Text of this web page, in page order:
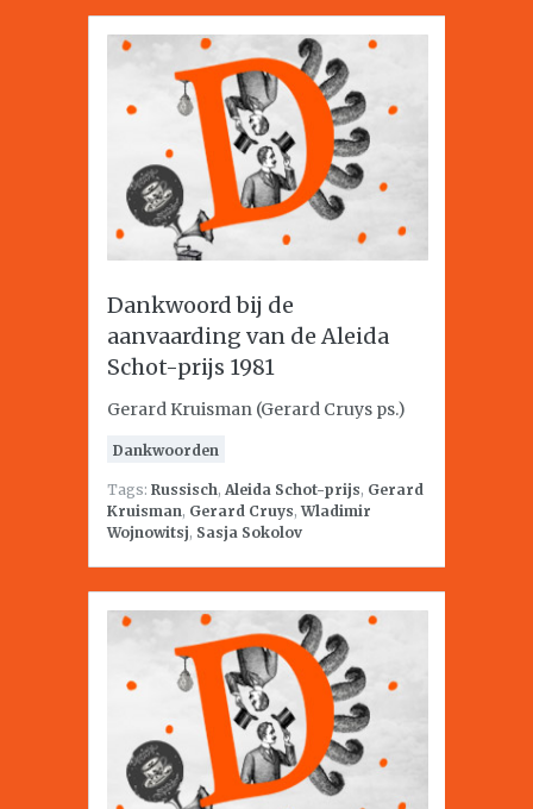
Dankwoord bij de
aanvaarding van de Aleida
Schot-prijs 1981
Gerard Kruisman (Gerard Cruys ps.)
Dankwoorden
Tags: Russisch, Aleida Schot-prijs, Gerard
Kruisman, Gerard Cruys,Wladimir
Wojnowitsj, Sasja Sokolov